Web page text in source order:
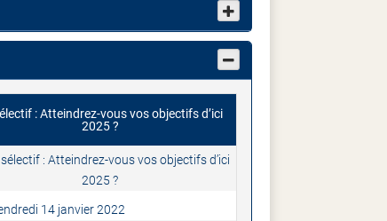
: Atteindrez-vous vos objectifs d’ici
2025 ?
14 janvier 2022